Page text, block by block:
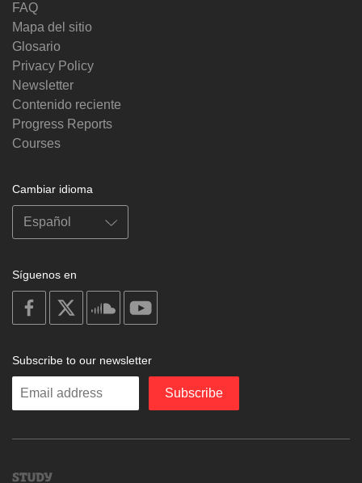
FAQ
Mapa del sitio
Glosario
Privacy Policy
Newsletter
Contenido reciente
Progress Reports
Courses
Cambiar idioma
Síguenos en
on
facebook
soundcloud
Subscribe to our newsletter
Enter
Subscribe
Study